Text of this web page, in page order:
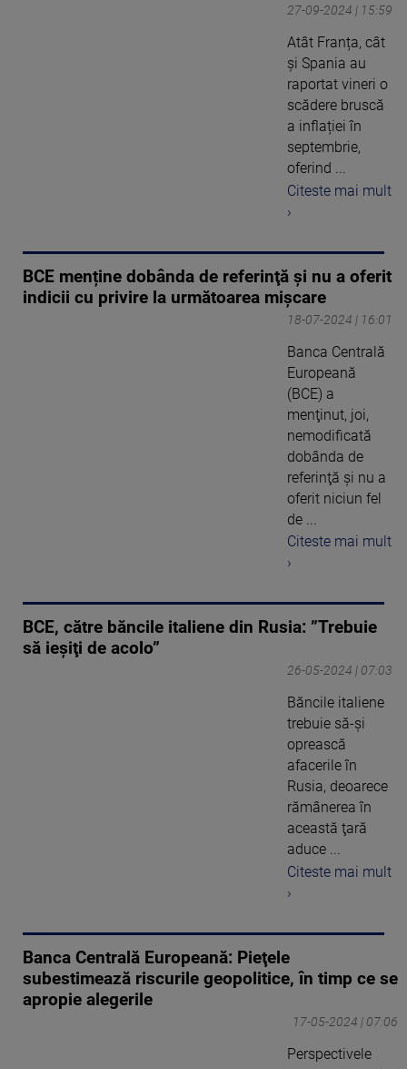
27-09-2024 | 15:59
Atât Franța, cât
și Spania au
raportat vineri o
scădere bruscă
a inflației în
septembrie,
oferind ...
Citeste mai mult
›
BCE menține dobânda de referinţă şi nu a oferit
indicii cu privire la următoarea mişcare
18-07-2024 | 16:01
Banca Centrală
Europeană
(BCE) a
menţinut, joi,
nemodificată
dobânda de
referinţă şi nu a
oferit niciun fel
de ...
Citeste mai mult
›
BCE, către băncile italiene din Rusia: ”Trebuie
să ieşiţi de acolo”
26-05-2024 | 07:03
Băncile italiene
trebuie să-şi
oprească
afacerile în
Rusia, deoarece
rămânerea în
această ţară
aduce ...
Citeste mai mult
›
Banca Centrală Europeană: Pieţele
subestimează riscurile geopolitice, în timp ce se
apropie alegerile
17-05-2024 | 07:06
Perspectivele